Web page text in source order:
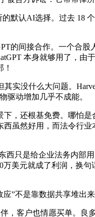
默认AI选择。过去 18
间接合作。一个合股
本身就够用了，由
实没什么大问题。
驱动增加几乎不成能。
，还根基免费。哪怕是
虽然好用，而法令行
只是给企业法务内部用
美元就成了利润，换句
”不是靠数据共享堆出来
客户也情愿买单。良